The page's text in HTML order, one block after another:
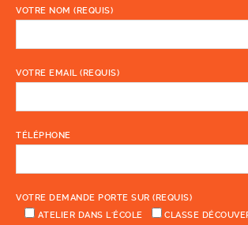
VOTRE NOM (REQUIS)
VOTRE EMAIL (REQUIS)
TÉLÉPHONE
VOTRE DEMANDE PORTE SUR (REQUIS)
ATELIER DANS L'ÉCOLE
CLASSE